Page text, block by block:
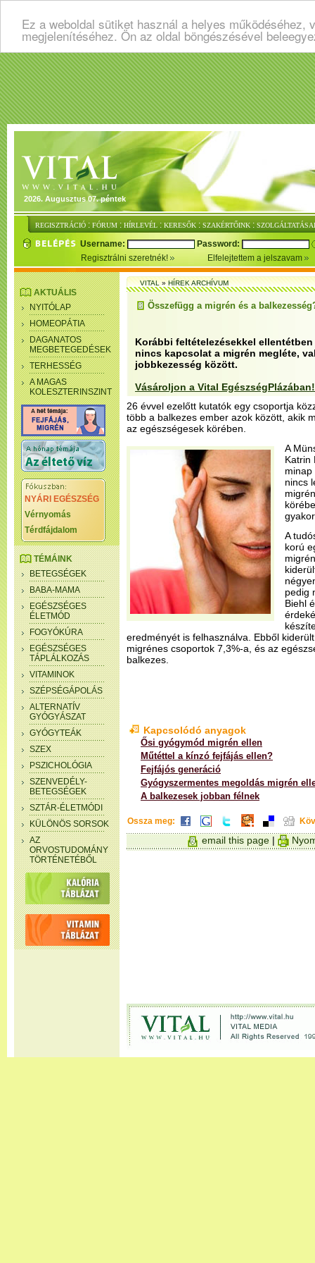
Ez a weboldal sütiket használ a helyes
megjelenítéséhez. Ön az oldal böngészésével
2026. Augusztus 07. péntek
REGISZTRÁCIÓ : FÓRUM : HÍRLEVÉL : KERESŐK : SZAKÉRTŐINK :
Username:
Password:
Regisztrálni szeretnék!
Elfelejtettem a jelszavam
AKTUÁLIS
NYITÓLAP
HOMEOPÁTIA
DAGANATOS
MEGBETEGEDÉSEK
TERHESSÉG
A MAGAS
KOLESZTERINSZINT
NYÁRI EGÉSZSÉG
Vérnyomás
Térdfájdalom
TÉMÁINK
BETEGSÉGEK
BABA-MAMA
EGÉSZSÉGES
ÉLETMÓD
FOGYÓKÚRA
EGÉSZSÉGES
TÁPLÁLKOZÁS
VITAMINOK
SZÉPSÉGÁPOLÁS
ALTERNATÍV
GYÓGYÁSZAT
GYÓGYTEÁK
SZEX
PSZICHOLÓGIA
SZENVEDÉLY-
BETEGSÉGEK
SZTÁR-ÉLETMÓDI
KÜLÖNÖS SORSOK
AZ
ORVOSTUDOMÁNY
TÖRTÉNETÉBŐL
VITAL»HÍREK ARCHÍVUM
Összefügg a migrén és a
Korábbi feltételezésekkel
nincs kapcsolat a migrén megléte,
jobbkezesség között.
Vásároljon a Vital EgészségPlázában!
26 évvel ezelőtt kutatók egy csoportja
több a balkezes ember azok között, akik
az egészségesek körében.
A
Katrin
minap
nincs
A
korú
pedig
Biehl
eredményét is felhasználva. Ebből
migrénes csoportok 7,3%-a, és az
balkezes.
Kapcsolódó anyagok
Ősi gyógymód migrén ellen
Műtéttel a kínzó fejfájás ellen?
Fejfájós generáció
Gyógyszermentes megoldás migrén
A balkezesek jobban félnek
Ossza meg:
email this page |